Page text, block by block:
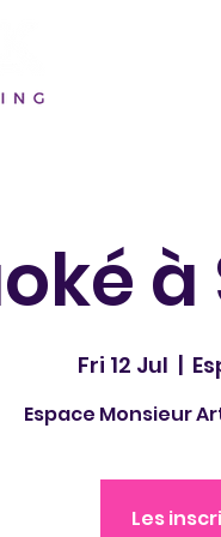
Fri 12 Jul
  |
Espace Monsieur
Les